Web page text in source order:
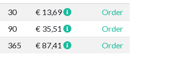
30 € 13,69
Order
90
€ 35,51
Order
365
€ 87,41 Order